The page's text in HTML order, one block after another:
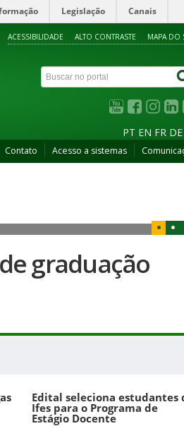
Legislação Canais
ACESSIBILIDADE ALTO CONTRASTE MAPA DO
PT EN FR DE
Contato Acesso a sistemas
graduação
Edital seleciona estudantes
Ifes para o Programa de
Estágio Docente